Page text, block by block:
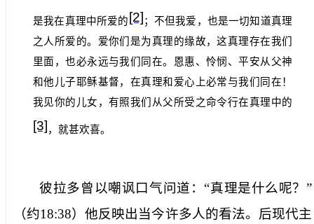
是我在真理中所爱的 [2] ；不但我爱，也是一切知道真理
之人所爱的。爱你们是为真理的缘故，这真理存在我们
里面，也必永远与我们同在。恩惠、怜悯、平安从父神
和他儿子耶稣基督，在真理和爱心上必常与我们同在！
我见你的儿女，有照我们从父所受之命令行在真理中的
[3] ，就甚欢喜。
彼拉多曾以嘲讽口气问道：“真理是什么呢？”
（约18:38）他反映出当今许多人的看法。后现代主